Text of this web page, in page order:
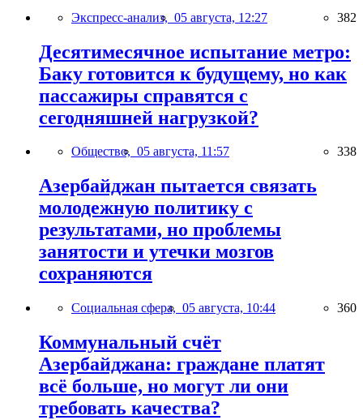
Экспресс-анализ, 05 августа, 12:27 382
Десятимесячное испытание метро:
Баку готовится к будущему, но как
пассажиры справятся с
сегодняшней нагрузкой?
Общество, 05 августа, 11:57 338
Азербайджан пытается связать
молодежную политику с
результатами, но проблемы
занятости и утечки мозгов
сохраняются
Социальная сфера, 05 августа, 10:44 360
Коммунальный счёт
Азербайджана: граждане платят
всё больше, но могут ли они
требовать качества?